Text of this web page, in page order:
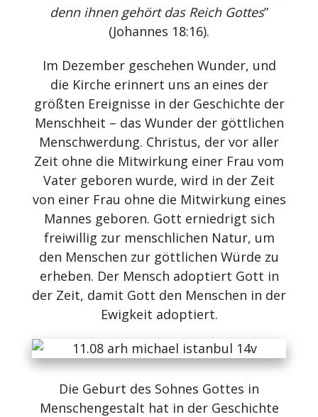
denn ihnen gehört das Reich Gottes”
(Johannes 18:16).
Im Dezember geschehen Wunder, und
die Kirche erinnert uns an eines der
größten Ereignisse in der Geschichte der
Menschheit – das Wunder der göttlichen
Menschwerdung. Christus, der vor aller
Zeit ohne die Mitwirkung einer Frau vom
Vater geboren wurde, wird in der Zeit
von einer Frau ohne die Mitwirkung eines
Mannes geboren. Gott erniedrigt sich
freiwillig zur menschlichen Natur, um
den Menschen zur göttlichen Würde zu
erheben. Der Mensch adoptiert Gott in
der Zeit, damit Gott den Menschen in der
Ewigkeit adoptiert.
Die Geburt des Sohnes Gottes in
Menschengestalt hat in der Geschichte